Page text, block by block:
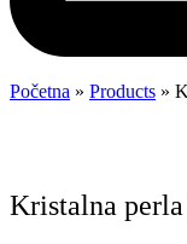
Početna » Products »
Kristalna